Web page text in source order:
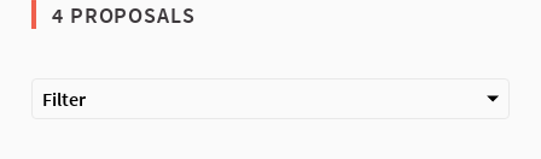
4 PROPOSALS
Filter